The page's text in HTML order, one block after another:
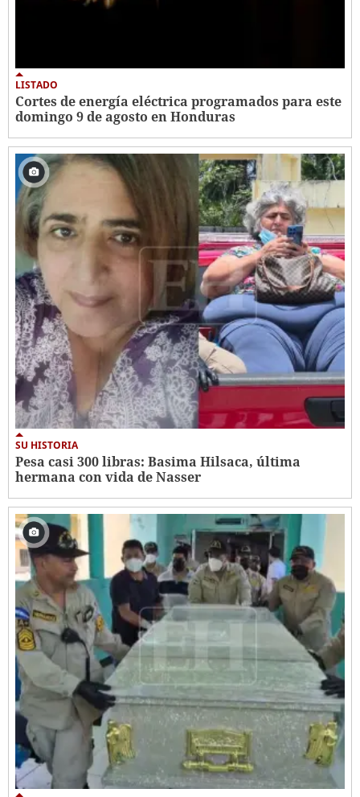
LISTADO
Cortes de energía eléctrica programados para este
domingo 9 de agosto en Honduras
SU HISTORIA
Pesa casi 300 libras: Basima Hilsaca, última
hermana con vida de Nasser